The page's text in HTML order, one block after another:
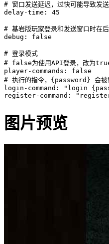
# 窗口发送延迟，过快可能导致发
delay-time: 45
# 基岩版玩家登录和发送窗口时在
debug: false
# 登录模式
# false为使用API登录，改为true
player-commands: false
# 执行的指令，{password} 会被
login-command: "login
register-command:
图片预览